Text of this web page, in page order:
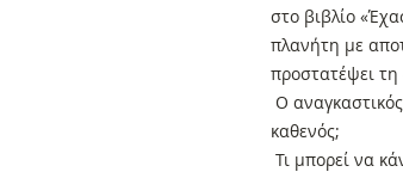
στο βιβλίο
πλανήτη με
προστατέψει
Ο
καθενός;
Τι μπορεί να